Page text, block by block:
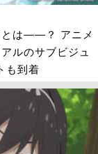
とは――？ アニメ
ルのサブビジュ
も到着